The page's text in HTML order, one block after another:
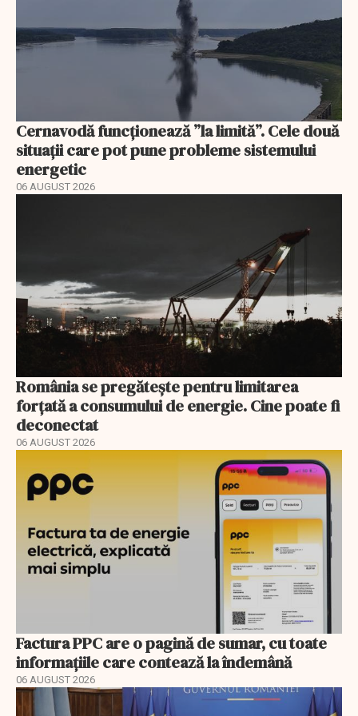
Cernavodă funcționează ”la limită”. Cele două
situații care pot pune probleme sistemului
energetic
06 AUGUST 2026
România se pregătește pentru limitarea
forțată a consumului de energie. Cine poate fi
deconectat
06 AUGUST 2026
Factura PPC are o pagină de sumar, cu toate
informațiile care contează la îndemână
06 AUGUST 2026